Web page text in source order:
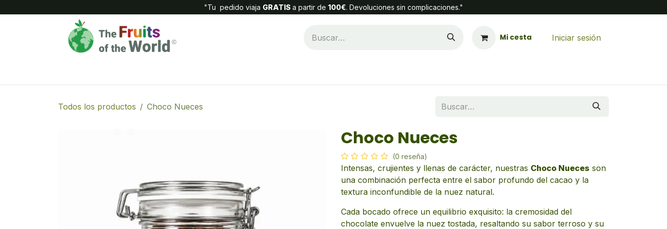
"Tu pedido viaja GRATIS a partir de 100€. Devoluciones sin complicaciones."
Mi cesta Iniciar sesión
Todos los productos Choco Nueces
Choco Nueces
(0 reseña)
Intensas, crujientes y llenas de carácter, nuestras Choco Nueces son
una combinación perfecta entre el sabor profundo del cacao y la
textura inconfundible de la nuez natural.
Cada bocado ofrece un equilibrio exquisito: la cremosidad del
chocolate envuelve la nuez tostada, resaltando su sabor terroso y su